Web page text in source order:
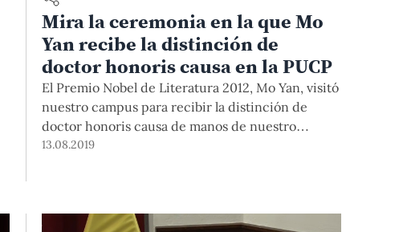
Mira la ceremonia en la que Mo
Yan recibe la distinción de
doctor honoris causa en la PUCP
El Premio Nobel de Literatura 2012, Mo Yan, visitó
nuestro campus para recibir la distinción de
doctor honoris causa de manos de nuestro
vicerrector de Investigación, Dr. Aldo Panfichi. En
fue parte de las actividades culturales
13.08.2019